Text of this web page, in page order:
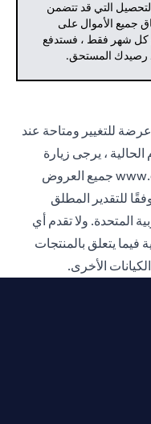
التي قد تتضمن
جميع الأموال على
كل شهر فقط ، فستدفع
رصيدك المستحق.
للتغيير ومتاحة عند
، يرجى زيارة
جميع العروض
للتقدير المطلق
المتحدة. ولا تقدم أي
فيما يتعلق بالمنتجات
الأخرى.